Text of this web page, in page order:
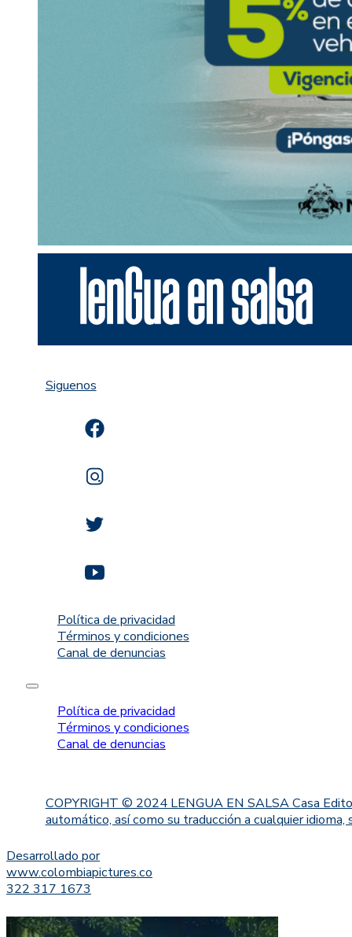
Siguenos
Política de privacidad
Términos y condiciones
Canal de denuncias
Política de privacidad
Términos y condiciones
Canal de denuncias
COPYRIGHT © 2024 LENGUA EN SALSA Casa
automático, así como su traducción a cualquier
Desarrollado por
www.colombiapictures.co
322 317 1673